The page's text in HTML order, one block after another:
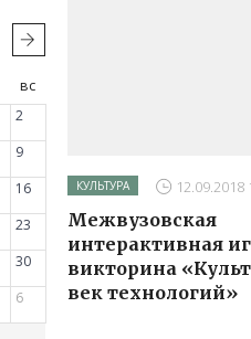
вс
2
9
16
23
30
6
КУЛЬТУРА
29.06.2026
Горьковская
КУЛЬТУРА 12.09.2018
Межвузовская
интерактивная
викторина
век технологий»